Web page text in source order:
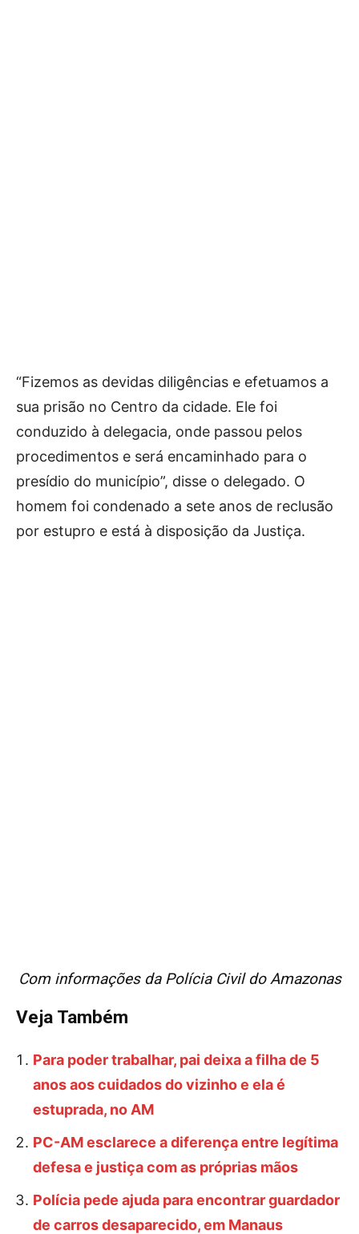
“Fizemos as devidas diligências e efetuamos a
sua prisão no Centro da cidade. Ele foi
conduzido à delegacia, onde passou pelos
procedimentos e será encaminhado para o
presídio do município”, disse o delegado. O
homem foi condenado a sete anos de reclusão
por estupro e está à disposição da Justiça.
Com informações da Polícia Civil do Amazonas
Veja Também
Para poder trabalhar, pai deixa a filha de 5
anos aos cuidados do vizinho e ela é
estuprada, no AM
PC-AM esclarece a diferença entre legítima
defesa e justiça com as próprias mãos
Polícia pede ajuda para encontrar guardador
de carros desaparecido, em Manaus